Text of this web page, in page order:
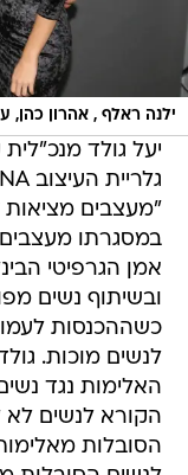
ילנה ראלף , אהרון כהן,
יעל גולד
"מעצבים
במסגרתו מעצבים
אמן הגרפיטי
ובשיתוף נשים
כשההכנסות
לנשים מוכות.
האלימות נגד
הקורא לנשים